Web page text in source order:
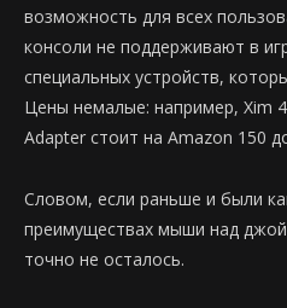
возможность для всех
консоли не поддерживают в
специальных устройств,
Цены немалые: например, Xim
Adapter стоит на Amazon 150
Словом, если раньше и были
преимуществах мыши над
точно не осталось.